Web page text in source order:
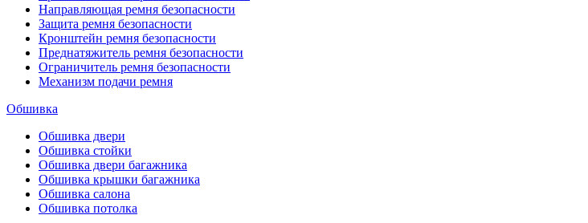
Направляющая ремня безопасности
Защита ремня безопасности
Кронштейн ремня безопасности
Преднатяжитель ремня безопасности
Ограничитель ремня безопасности
Механизм подачи ремня
Обшивка
Обшивка двери
Обшивка стойки
Обшивка двери багажника
Обшивка крышки багажника
Обшивка салона
Обшивка потолка